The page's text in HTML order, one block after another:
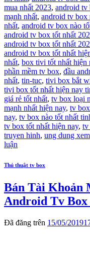
mua nhất 2023, android tv
mạnh nhất, android tv box
nhất, android tv box nào
android tv box tốt nhất
android tv box tốt nhất
android tv box tốt nhất
nhất, box tivi tốt nhất hiện
phần mềm tv box, đầu
nhất, tin-tuc, tivi box bắt
tivi box tốt nhất hiện nay
giá rẻ tốt nhất, tv box loại
mạnh nhất hiện nay, tv
nay, tv box nào tốt nhất
tv box tốt nhất hiện nay, tv
truyen hinh, ung dung
luận
Thủ thuật tv box
Bán Tài Khoản
Android Tv Box
Đã đăng trên 15/05/2019